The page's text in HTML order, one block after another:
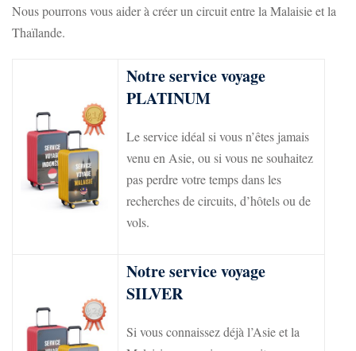
Nous pourrons vous aider à créer un circuit entre la Malaisie et la
Thaïlande.
Notre service voyage
PLATINUM
Le service idéal si vous n’êtes jamais
venu en Asie, ou si vous ne souhaitez
pas perdre votre temps dans les
recherches de circuits, d’hôtels ou de
vols.
Notre service voyage
SILVER​
Si vous connaissez déjà l’Asie et la